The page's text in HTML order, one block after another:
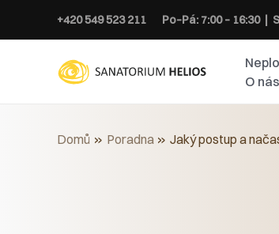
+420 549 523 211 Po–Pá: 7:00 – 16:30 |
O nás
Domů Poradna Jaký postup a